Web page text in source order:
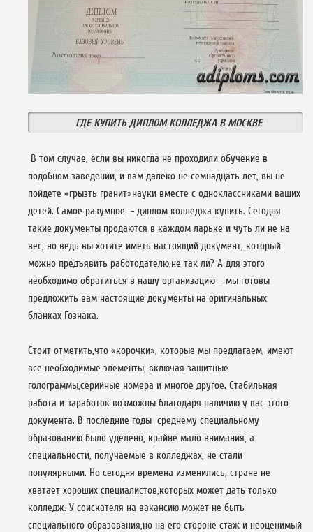
ГДЕ КУПИТЬ ДИПЛОМ КОЛЛЕДЖА В МОСКВЕ
В том случае, если вы никогда не проходили обучение в
подобном заведении, и вам далеко не семнадцать лет, вы не
пойдете «грызть гранит»науки вместе с одноклассниками ваших
детей. Самое разумное - диплом колледжа купить. Сегодня
такие документы продаются в каждом ларьке и чуть ли не на
вес, но ведь вы хотите иметь настоящий документ, который
можно предъявить работодателю,не так ли? А для этого
необходимо обратиться в нашу организацию – мы готовы
предложить вам настоящие документы на оригинальных
бланках Гознака.
Стоит отметить,что «корочки», которые мы предлагаем, имеют
все необходимые элементы, включая защитные
голограммы,серийные номера и многое другое. Стабильная
работа и заработок возможны благодаря наличию у вас этого
документа. В последние годы среднему специальному
образованию было уделено, крайне мало внимания, а
специальности, получаемые в колледжах, не стали
популярными. Но сегодня времена изменились, стране не
хватает хороших специалистов,которых может дать только
колледж. У соискателя на вакансию может не быть
специального образования,но на его стороне стаж и неоценимый